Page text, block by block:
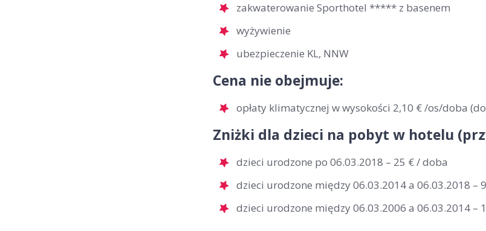
zakwaterowanie Sporthotel ***** z basenem
wyżywienie
ubezpieczenie KL, NNW
Cena nie obejmuje:
opłaty klimatycznej w wysokości 2,10 € /os/doba
Zniżki dla dzieci na pobyt w hotelu
dzieci urodzone po 06.03.2018 – 25 € / doba
dzieci urodzone między 06.03.2014 a 06.03.2018 –
dzieci urodzone między 06.03.2006 a 06.03.2014 –